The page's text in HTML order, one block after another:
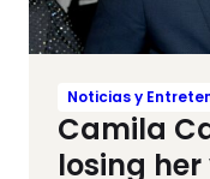
Noticias y
Camila
losing